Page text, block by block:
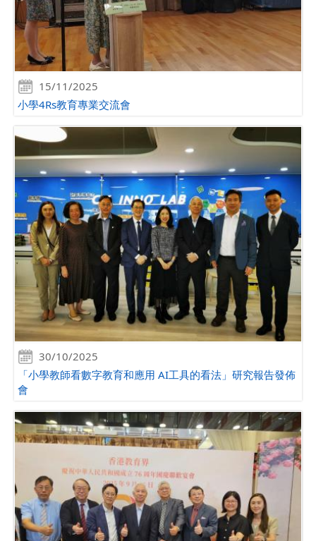
15/11/2025
小學4Rs教育專業交流會
30/10/2025
「小學教師看數字教育和應用 AI工具的看法」研究報告發佈
會